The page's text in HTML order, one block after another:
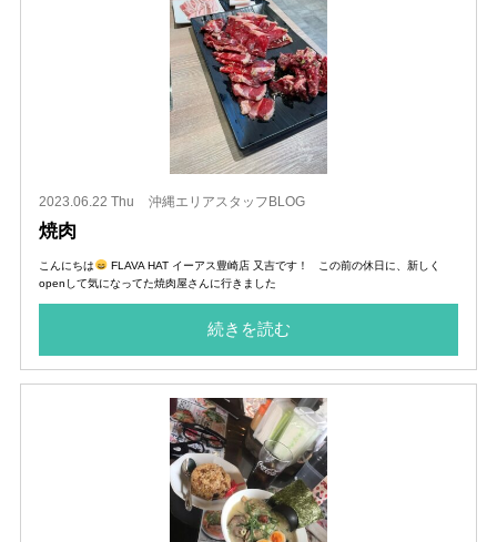
2023.06.22 Thu 沖縄エリアスタッフBLOG
焼肉
こんにちは
FLAVA HAT イーアス豊崎店 又吉です！ この前の休日に、新しく
openして気になってた焼肉屋さんに行きました
続きを読む